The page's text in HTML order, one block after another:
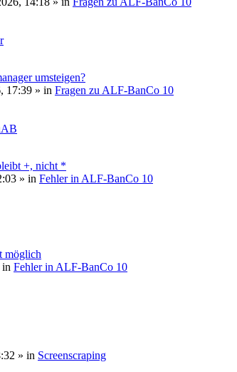
umsteigen?
17:39 » in Fragen zu ALF-BanCo 10
+, nicht *
» in Fehler in ALF-BanCo 10
möglich
in Fehler in ALF-BanCo 10
» in Screenscraping